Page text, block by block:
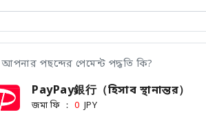
আপনার পছন্দের পেমেন্ট পদ্ধতি কি?
PayPay銀行（হিসাব স্থানান্তর）
জমা ফি ： 0 JPY